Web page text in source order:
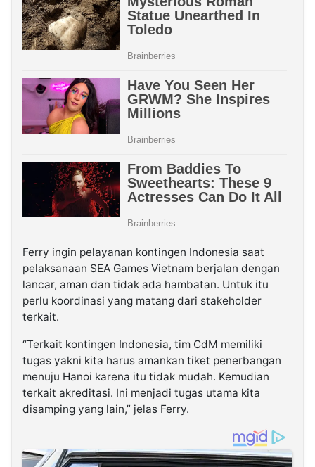
Ferry ingin pelayanan kontingen Indonesia saat
pelaksanaan SEA Games Vietnam berjalan dengan
lancar, aman dan tidak ada hambatan. Untuk itu
perlu koordinasi yang matang dari stakeholder
terkait.
“Terkait kontingen Indonesia, tim CdM memiliki
tugas yakni kita harus amankan tiket penerbangan
menuju Hanoi karena itu tidak mudah. Kemudian
terkait akreditasi. Ini menjadi tugas utama kita
disamping yang lain,” jelas Ferry.